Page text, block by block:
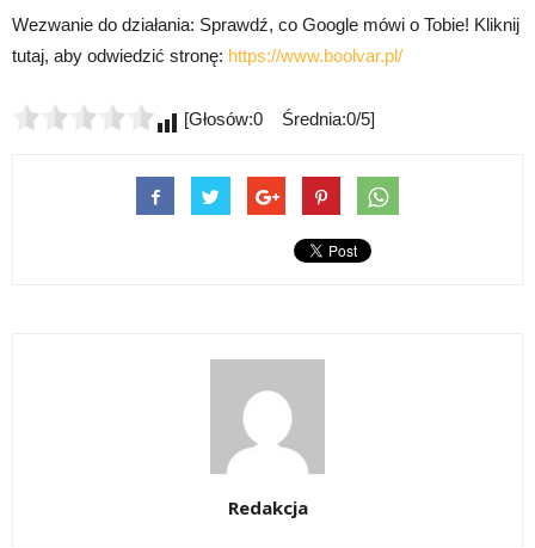
Wezwanie do działania: Sprawdź, co Google mówi o Tobie! Kliknij
tutaj, aby odwiedzić stronę: https://www.boolvar.pl/
[Głosów:0 Średnia:0/5]
Redakcja